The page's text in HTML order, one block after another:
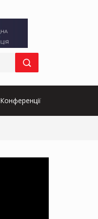
Конференції